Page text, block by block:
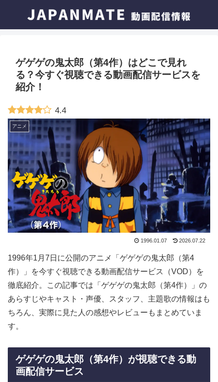
ゲゲゲの鬼太郎（第4作）はどこで見れ
る？今すぐ視聴できる動画配信サービスを
紹介！
4.4
アニメ
1996.01.07 2026.07.22
1996年1月7日に公開のアニメ「ゲゲゲの鬼太郎（第4
作）」を今すぐ視聴できる動画配信サービス（VOD）を
徹底紹介。この記事では「ゲゲゲの鬼太郎（第4作）」の
あらすじやキャスト・声優、スタッフ、主題歌の情報はも
ちろん、実際に見た人の感想やレビューもまとめていま
す。
ゲゲゲの鬼太郎（第4作）が視聴できる動
画配信サービス